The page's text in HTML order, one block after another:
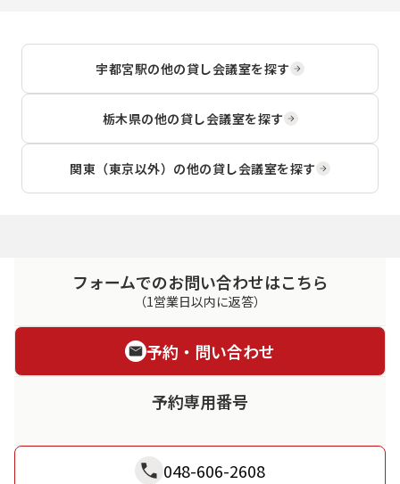
宇都宮駅の他の貸し会議室を探す
栃木県の他の貸し会議室を探す
関東（東京以外） の他の貸し会議室を探す
フォームでのお問い合わせはこちら
（1営業日以内に返答）
予約・問い合わせ
予約専用番号
048-606-2608